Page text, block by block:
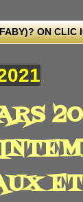
ON CLIC